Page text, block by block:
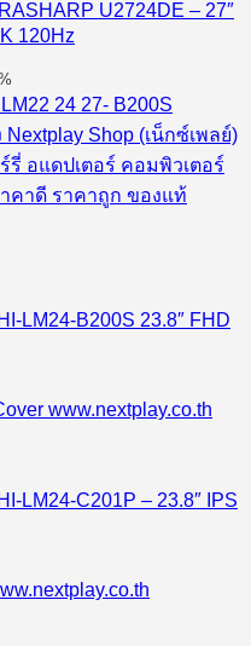
U2724DE – 27″
120Hz
LM24-B200S 23.8″ FHD
LM24-C201P – 23.8″ IPS